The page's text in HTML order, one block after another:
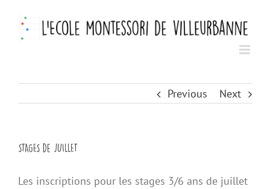
content
Previous Next
STAGES de JUILLET
Les inscriptions pour les stages 3/6 ans de juillet